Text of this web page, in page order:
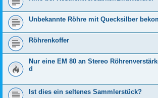
Unbekannte Röhre mit Quecksilber
Röhrenkoffer
Nur eine EM 80 an Stereo
d
Ist dies ein seltenes Sammlerstück?